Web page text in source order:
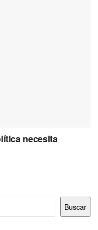
necesita
Buscar